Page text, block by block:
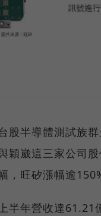
股半導體測試族
穎崴這三家公司
，旺矽漲幅逾
半年營收達